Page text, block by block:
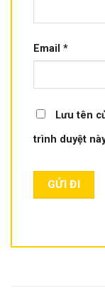
Email *
Lưu tên
trình duyệt